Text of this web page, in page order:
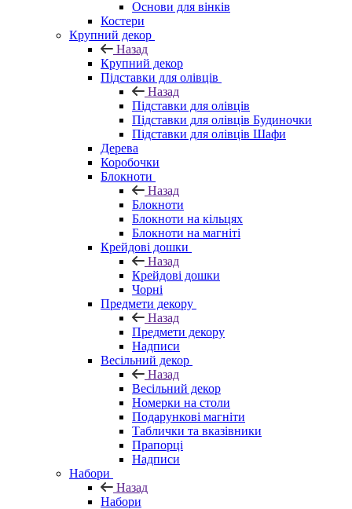
Основи для вінків
Костери
Крупний декор
Назад
Крупний декор
Підставки для олівців
Назад
Підставки для олівців
Підставки для олівців Будиночки
Підставки для олівців Шафи
Дерева
Коробочки
Блокноти
Назад
Блокноти
Блокноти на кільцях
Блокноти на магніті
Крейдові дошки
Назад
Крейдові дошки
Чорні
Предмети декору
Назад
Предмети декору
Надписи
Весільний декор
Назад
Весільний декор
Номерки на столи
Подарункові магніти
Таблички та вказівники
Прапорці
Надписи
Набори
Назад
Набори